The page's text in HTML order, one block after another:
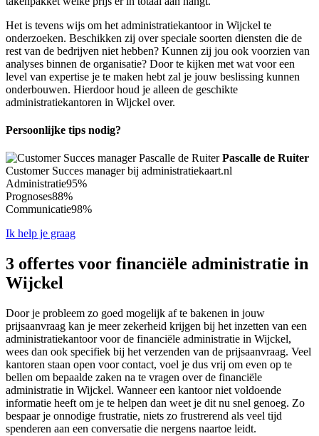
Het is tevens wijs om het administratiekantoor in Wijckel te
onderzoeken. Beschikken zij over speciale soorten diensten die de
rest van de bedrijven niet hebben? Kunnen zij jou ook voorzien van
analyses binnen de organisatie? Door te kijken met wat voor een
level van expertise je te maken hebt zal je jouw beslissing kunnen
onderbouwen. Hierdoor houd je alleen de geschikte
administratiekantoren in Wijckel over.
Persoonlijke tips nodig?
Pascalle de Ruiter
Customer Succes manager bij administratiekaart.nl
Administratie95%
Prognoses88%
Communicatie98%
Ik help je graag
3 offertes voor financiële administratie in
Wijckel
Door je probleem zo goed mogelijk af te bakenen in jouw
prijsaanvraag kan je meer zekerheid krijgen bij het inzetten van een
administratiekantoor voor de financiële administratie in Wijckel,
wees dan ook specifiek bij het verzenden van de prijsaanvraag. Veel
kantoren staan open voor contact, voel je dus vrij om even op te
bellen om bepaalde zaken na te vragen over de financiële
administratie in Wijckel. Wanneer een kantoor niet voldoende
informatie heeft om je te helpen dan weet je dit nu snel genoeg. Zo
bespaar je onnodige frustratie, niets zo frustrerend als veel tijd
spenderen aan een conversatie die nergens naartoe leidt.